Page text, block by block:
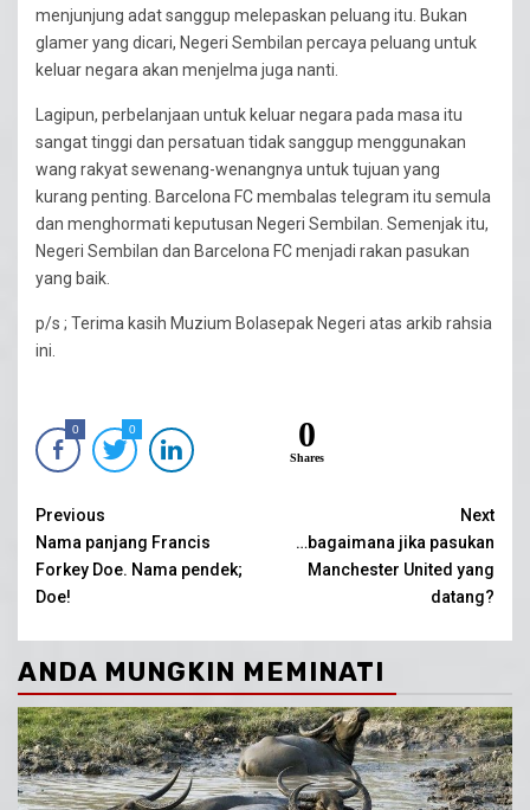
menjunjung adat sanggup melepaskan peluang itu. Bukan
glamer yang dicari, Negeri Sembilan percaya peluang untuk
keluar negara akan menjelma juga nanti.
Lagipun, perbelanjaan untuk keluar negara pada masa itu
sangat tinggi dan persatuan tidak sanggup menggunakan
wang rakyat sewenang-wenangnya untuk tujuan yang
kurang penting. Barcelona FC membalas telegram itu semula
dan menghormati keputusan Negeri Sembilan. Semenjak itu,
Negeri Sembilan dan Barcelona FC menjadi rakan pasukan
yang baik.
p/s ; Terima kasih Muzium Bolasepak Negeri atas arkib rahsia
ini.
0 0 0
Shares
Continue
Reading
Previous
Nama panjang Francis
Forkey Doe. Nama pendek;
Doe!
Next
…bagaimana jika pasukan
Manchester United yang
datang?
ANDA MUNGKIN MEMINATI